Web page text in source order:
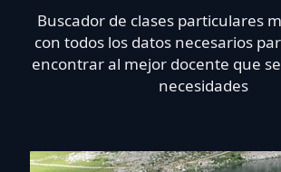
Buscador de clases particulares
con todos los datos necesarios
encontrar al mejor docente que
necesidades